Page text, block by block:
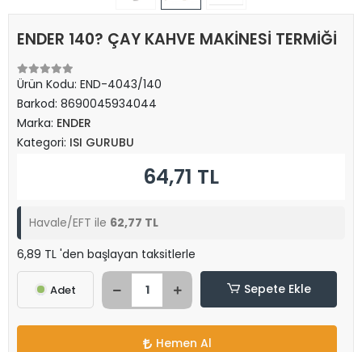
ENDER 140? ÇAY KAHVE MAKİNESİ TERMİĞİ
Ürün Kodu: END-4043/140
Barkod: 8690045934044
Marka: ENDER
Kategori: ISI GURUBU
64,71 TL
Havale/EFT ile 62,77 TL
6,89 TL 'den başlayan taksitlerle
Adet Sepete Ekle
Hemen Al